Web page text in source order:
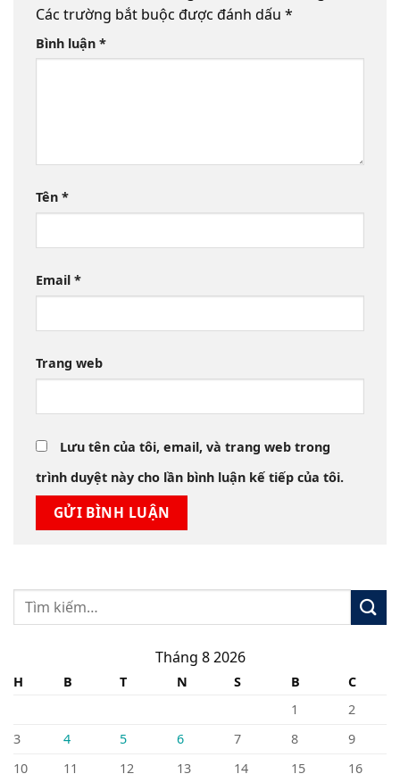
Các trường bắt buộc được đánh dấu *
Bình luận *
Tên *
Email *
Trang web
Lưu tên của tôi, email, và trang web trong
trình duyệt này cho lần bình luận kế tiếp của tôi.
Tháng 8 2026
H B T N S B
C
1
2
3
4 5 6 7 8
9
10
11 12 13 14 15
16